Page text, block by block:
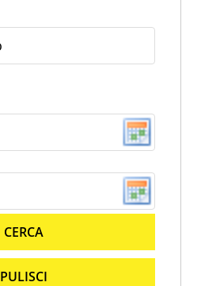
CERCA
PULISCI